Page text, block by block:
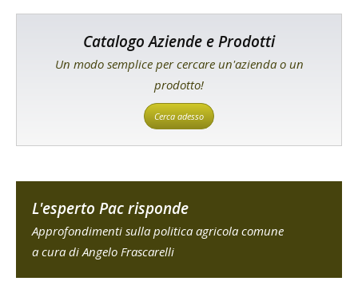
Catalogo Aziende e Prodotti
Un modo semplice per cercare un'azienda o un
prodotto!
Cerca adesso
L'esperto Pac risponde
Approfondimenti sulla politica agricola comune
a cura di Angelo Frascarelli